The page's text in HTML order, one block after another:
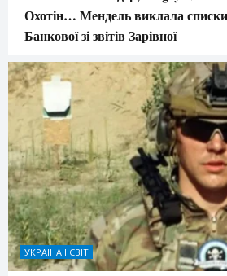
Охотін… Мендель виклала списки
Банкової зі звітів Зарівної
УКРАЇНА І СВІТ